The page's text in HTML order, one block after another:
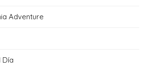
Adventure
Día